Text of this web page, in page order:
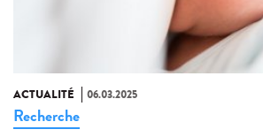
ACTUALITÉ 06.03.2025
Recherche